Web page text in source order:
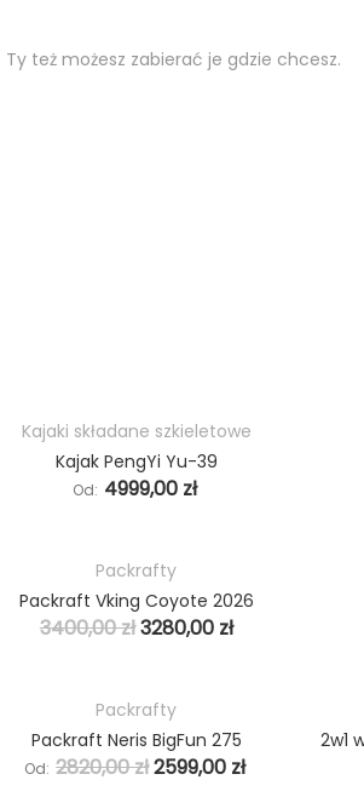
Ty też możesz zabierać je gdzie chcesz.
Kajaki składane szkieletowe
Kajak PengYi Yu-39
Od: 4999,00 zł
PROMO
Packrafty
Packraft Vking Coyote 2026
3400,00zł3280,00 zł
PROMO
Packrafty
Packraft Neris BigFun 275
Od: 2820,00zł2599,00 zł